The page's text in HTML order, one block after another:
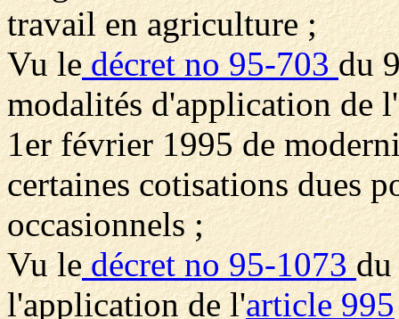
travail en agriculture ;
Vu ledécret no 95-703du
modalités d'application de
1er février 1995 de
certaines cotisations dues
occasionnels ;
Vu ledécret no 95-1073du
l'application de l'article 995